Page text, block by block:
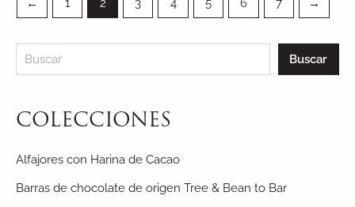
Buscar
COLECCIONES
Alfajores con Harina de Cacao
Barras de chocolate de origen Tree & Bean to Bar